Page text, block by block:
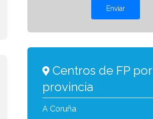
Enviar
Centros de FP por
provincia
A Coruña